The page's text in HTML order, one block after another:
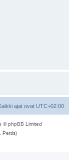
ajat ovat UTC+02:00
© phpBB Limited
Pettis)